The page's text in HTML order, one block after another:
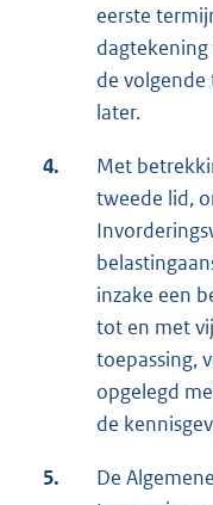
eerste
de
later.
4.
Met
tweede lid,
inzake een
tot en met
toepassing,
opgelegd
de
5.
De